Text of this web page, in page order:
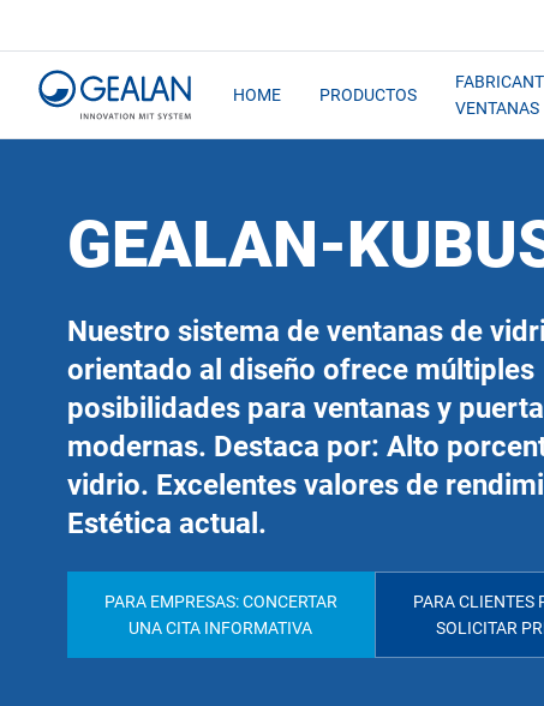
HOME PRODUCTOS
VENTANAS
GEALAN-
Nuestro sistema de ventanas de
orientado al diseño ofrece múltiples
posibilidades para ventanas y
modernas. Destaca por: Alto
vidrio. Excelentes valores de
Estética actual.
PARA EMPRESAS: CONCERTAR
UNA CITA INFORMATIVA
PARA CLIENTES
SOLICITAR